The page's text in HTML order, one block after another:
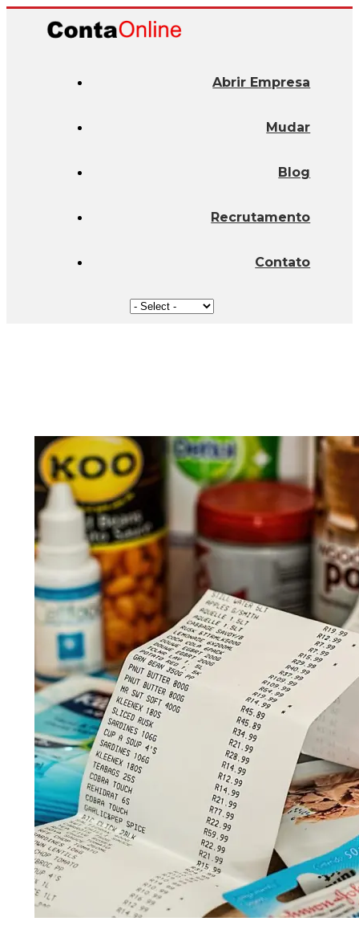
Abrir Empresa
Mudar
Blog
Recrutamento
Contato